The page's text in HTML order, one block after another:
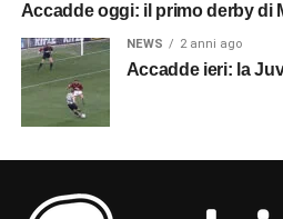
Accadde oggi: il primo derby di
NEWS 2 anni ago
Accadde ieri: la